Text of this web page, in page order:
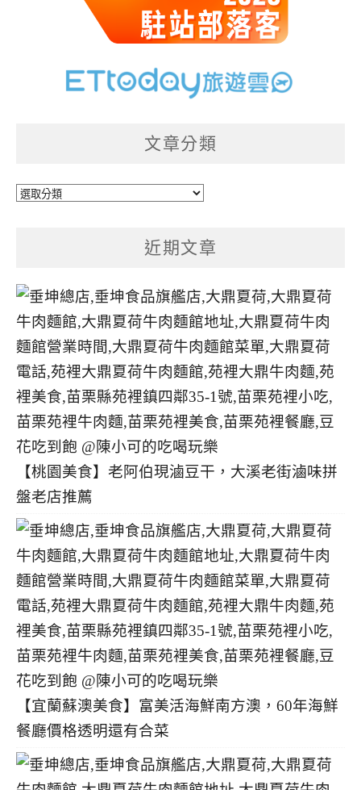
文章分類
文
近期文章
【桃園美食】老阿伯現滷豆干，大溪老街滷味拼
盤老店推薦
【宜蘭蘇澳美食】富美活海鮮南方澳，60年海鮮
餐廳價格透明還有合菜